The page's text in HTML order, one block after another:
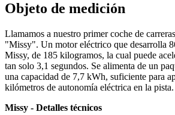
Objeto de medición
Llamamos a nuestro primer coche de
"Missy". Un motor eléctrico que desarrolla
Missy, de 185 kilogramos, la cual puede
tan solo 3,1 segundos. Se alimenta de un
una capacidad de 7,7 kWh, suficiente para
kilómetros de autonomía eléctrica en la pista.
Missy - Detalles técnicos